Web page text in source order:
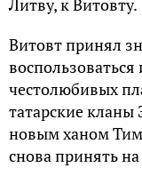
Литву, к Витовту.
Витовт принял
честолюбивых
татарские
новым ханом
снова принять